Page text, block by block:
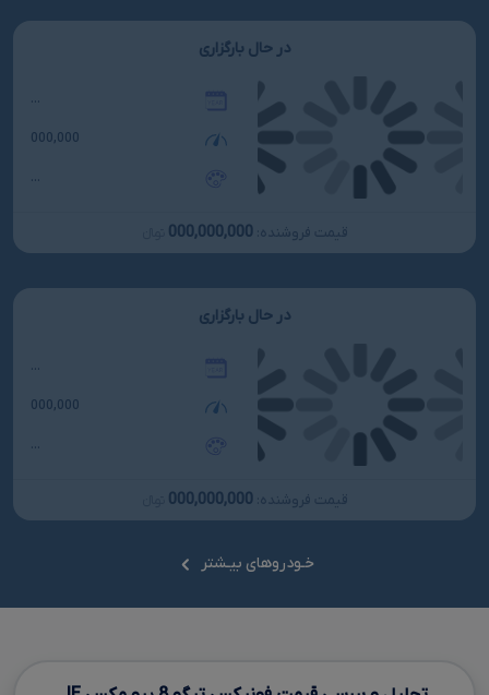
در حال بارگزاری
...
000,000
...
قیمت فروشنده: 000,000,000
در حال بارگزاری
...
000,000
...
قیمت فروشنده: 000,000,000
خـودروهای بیـشتر